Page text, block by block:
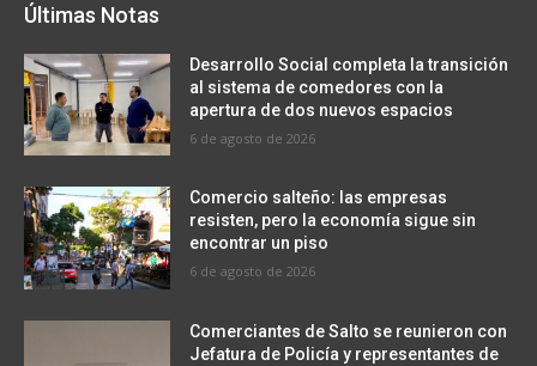
Últimas Notas
Desarrollo Social completa la transición
al sistema de comedores con la
apertura de dos nuevos espacios
6 de agosto de 2026
Comercio salteño: las empresas
resisten, pero la economía sigue sin
encontrar un piso
6 de agosto de 2026
Comerciantes de Salto se reunieron con
Jefatura de Policía y representantes de